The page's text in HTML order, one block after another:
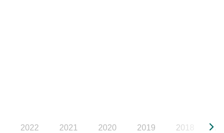
2022 2021 2020 2019 2018